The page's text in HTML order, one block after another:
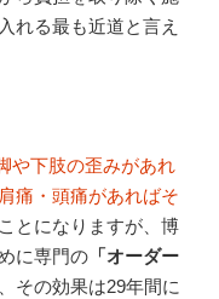
れる最も近道と言え
や下肢の歪みがあれ
痛・頭痛があればそ
ことになりますが、博
に専門の 「オーダー
その効果は29年間に